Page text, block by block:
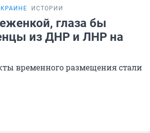
ИСТОРИИ
глаза бы
из ДНР и ЛНР на
временного размещения стали